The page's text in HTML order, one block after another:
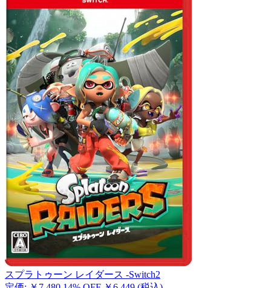
スプラトゥーン レイダース -Switch2